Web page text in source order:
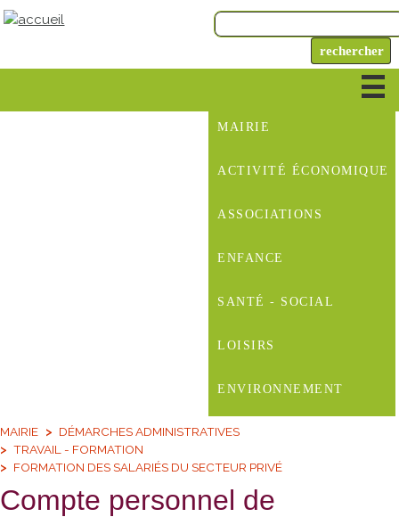
MAIRIE
ACTIVITÉ ÉCONOMIQUE
ASSOCIATIONS
ENFANCE
SANTÉ - SOCIAL
LOISIRS
ENVIRONNEMENT
MAIRIE
DÉMARCHES ADMINISTRATIVES
TRAVAIL - FORMATION
FORMATION DES SALARIÉS DU SECTEUR PRIVÉ
Compte personnel de